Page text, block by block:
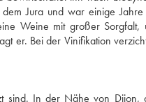
Jura und war einige
Weine mit großer Sorgfalt,
er. Bei der Vinifikation
sind. In der Nähe von Dijon,